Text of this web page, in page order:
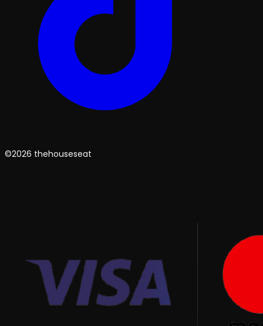
©2026 thehouseseat